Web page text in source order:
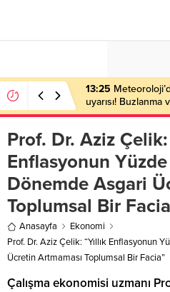
13:25
uyarısı! Buzlanma
Prof. Dr. Aziz Çelik:
Enflasyonun
Dönemde Asgari
Toplumsal Bir
Anasayfa
Ekonomi
Prof. Dr. Aziz Çelik: “Yıllık Enflasyonun
Ücretin Artmaması Toplumsal Bir Facia”
Çalışma ekonomisi uzmanı